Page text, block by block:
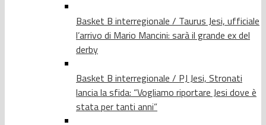
Basket B interregionale / Taurus Jesi, ufficiale
l’arrivo di Mario Mancini: sarà il grande ex del
derby
Basket B interregionale / PJ Jesi, Stronati
lancia la sfida: “Vogliamo riportare Jesi dove è
stata per tanti anni”